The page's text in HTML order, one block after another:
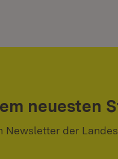
neuesten
Newsletter der